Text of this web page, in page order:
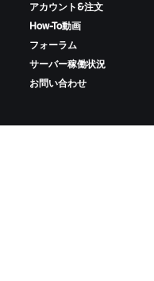
アカウント&注文
How-To動画
フォーラム
サーバー稼働状況
お問い合わせ